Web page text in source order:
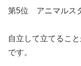
第5位 アニマルス
自立して立てるこ
です。